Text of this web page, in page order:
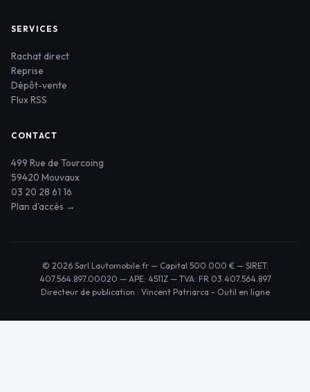
SERVICES
Rachat direct
Reprise
Dépôt-vente
Flux RSS
CONTACT
499 Rue de Tourcoing
59420 Mouvaux
03 20 28 61 16
Plan d'accès →
© 2026 Sarl Lautomobile.fr — Capital 500 000 € — SIRET:
407.564.897.00020 — APE: 4511Z — TVA: FR 03.407.564.897
Directeur de publication : Vincent Patriarca - Outil en ligne